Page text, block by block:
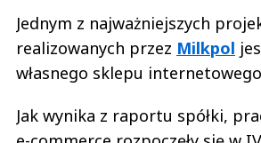
Jednym z najważniejszych
realizowanych przez Milkpol
własnego sklepu
Jak wynika z raportu spółki,